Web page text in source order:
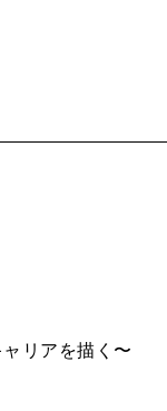
リアを描く〜